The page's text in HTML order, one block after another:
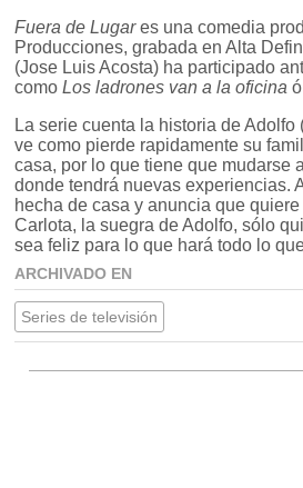
Fuera de Lugares una comedia
Producciones, grabada en Alta
(Jose Luis Acosta) ha participado
comoLos ladrones van a la oficina
La serie cuenta la historia de Adolfo
ve como pierde rapidamente su
casa, por lo que tiene que mudarse
donde tendrá nuevas experiencias.
hecha de casa y anuncia que
Carlota, la suegra de Adolfo, sólo
sea feliz para lo que hará todo lo
ARCHIVADO EN
Series de televisión